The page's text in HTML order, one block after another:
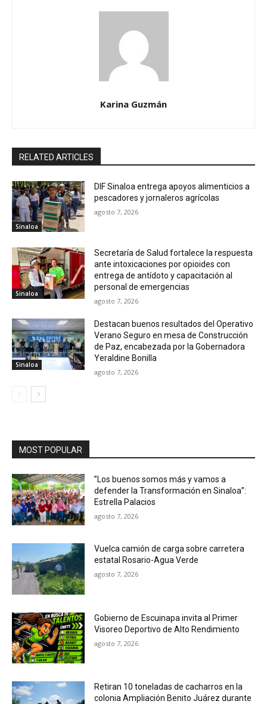
Karina Guzmán
RELATED ARTICLES
Sinaloa
DIF Sinaloa entrega apoyos alimenticios a
pescadores y jornaleros agrícolas
agosto 7, 2026
Sinaloa
Secretaría de Salud fortalece la respuesta
ante intoxicaciones por opioides con
entrega de antídoto y capacitación al
personal de emergencias
agosto 7, 2026
Sinaloa
Destacan buenos resultados del Operativo
Verano Seguro en mesa de Construcción
de Paz, encabezada por la Gobernadora
Yeraldine Bonilla
agosto 7, 2026
MOST POPULAR
”Los buenos somos más y vamos a
defender la Transformación en Sinaloa”:
Estrella Palacios
agosto 7, 2026
Vuelca camión de carga sobre carretera
estatal Rosario-Agua Verde
agosto 7, 2026
Gobierno de Escuinapa invita al Primer
Visoreo Deportivo de Alto Rendimiento
agosto 7, 2026
Retiran 10 toneladas de cacharros en la
colonia Ampliación Benito Juárez durante